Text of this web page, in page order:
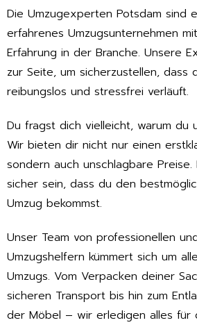
Die Umzugexperten Potsdam sind
erfahrenes Umzugsunternehmen
Erfahrung in der Branche. Unsere
zur Seite, um sicherzustellen, dass
reibungslos und stressfrei verläuft.
Du fragst dich vielleicht, warum du
Wir bieten dir nicht nur einen
sondern auch unschlagbare Preise.
sicher sein, dass du den
Umzug bekommst.
Unser Team von professionellen
Umzugshelfern kümmert sich um
Umzugs. Vom Verpacken deiner
sicheren Transport bis hin zum
der Möbel – wir erledigen alles für